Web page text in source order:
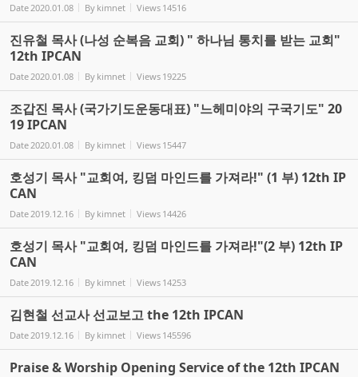
Date 2020.01.08 By kimnet Views 14516
진유철 목사 (나성 순복음 교회) " 하나님 통치를 받는 교회"
12th IPCAN
Date 2020.01.08 By kimnet Views 19225
조갑진 목사 (국가기도운동대표) "느헤미야의 구국기도" 20
19 IPCAN
Date 2020.01.08 By kimnet Views 15447
호성기 목사 "교회여, 킹덤 마인드를 가져라!" (1 부) 12th IP
CAN
Date 2019.12.16 By kimnet Views 14426
호성기 목사 "교회여, 킹덤 마인드를 가져라!"(2 부) 12th IP
CAN
Date 2019.12.16 By kimnet Views 14253
김현철 선교사 선교보고 the 12th IPCAN
Date 2019.12.16 By kimnet Views 145596
Praise & Worship Opening Service of the 12th IPCAN